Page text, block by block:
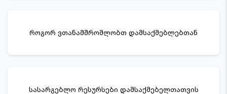
როგორ ვთანამშრომლობთ დამსაქმებლებთან
სასარგებლო რესურსები დამსაქმებელთათვის